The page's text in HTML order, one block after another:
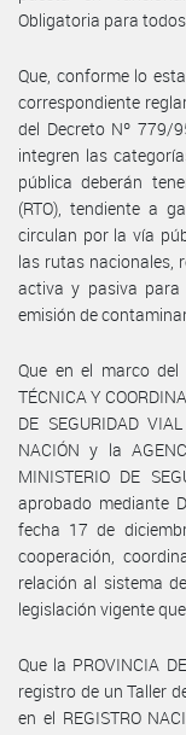
Obligatoria para
Que, conforme lo
correspondiente
del Decreto Nº 779/
integren las
pública deberán
(RTO), tendiente a
circulan por la vía
las rutas nacionales,
activa y pasiva
emisión de
Que en el marco del
TÉCNICA Y
DE SEGURIDAD
NACIÓN y la
MINISTERIO DE
aprobado mediante
fecha 17 de
cooperación,
relación al sistema
legislación vigente
Que la PROVINCIA
registro de un Taller
en el REGISTRO